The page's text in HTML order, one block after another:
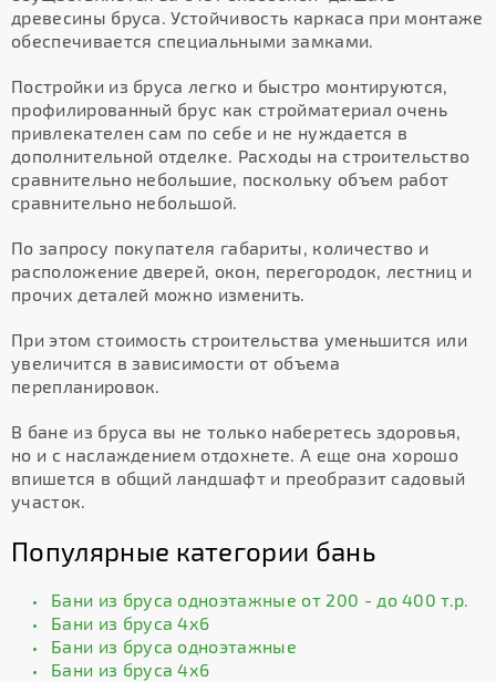
древесины бруса. Устойчивость каркаса при монтаже
обеспечивается специальными замками.
Постройки из бруса легко и быстро монтируются,
профилированный брус как стройматериал очень
привлекателен сам по себе и не нуждается в
дополнительной отделке. Расходы на строительство
сравнительно небольшие, поскольку объем работ
сравнительно небольшой.
По запросу покупателя габариты, количество и
расположение дверей, окон, перегородок, лестниц и
прочих деталей можно изменить.
При этом стоимость строительства уменьшится или
увеличится в зависимости от объема
перепланировок.
В бане из бруса вы не только наберетесь здоровья,
но и с наслаждением отдохнете. А еще она хорошо
впишется в общий ландшафт и преобразит садовый
участок.
Популярные категории бань
Бани из бруса одноэтажные от 200 - до 400 т.р.
Бани из бруса 4х6
Бани из бруса одноэтажные
Бани из бруса 4х6